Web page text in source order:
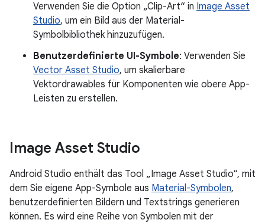
Verwenden Sie die Option „Clip-Art“ in Image Asset
Studio, um ein Bild aus der Material-
Symbolbibliothek hinzuzufügen.
Benutzerdefinierte UI-Symbole: Verwenden Sie
Vector Asset Studio, um skalierbare
Vektordrawables für Komponenten wie obere App-
Leisten zu erstellen.
Image Asset Studio
Android Studio enthält das Tool „Image Asset Studio“, mit
dem Sie eigene App-Symbole aus Material-Symbolen,
benutzerdefinierten Bildern und Textstrings generieren
können. Es wird eine Reihe von Symbolen mit der